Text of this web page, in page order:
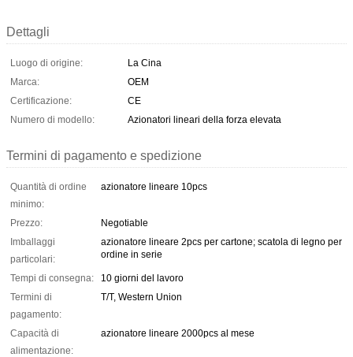
Dettagli
Luogo di origine:
La Cina
Marca:
OEM
Certificazione:
CE
Numero di modello:
Azionatori lineari della forza elevata
Termini di pagamento e spedizione
Quantità di ordine
minimo:
azionatore lineare 10pcs
Prezzo:
Negotiable
Imballaggi
particolari:
azionatore lineare 2pcs per cartone; scatola di legno per
ordine in serie
Tempi di consegna:
10 giorni del lavoro
Termini di
pagamento:
T/T, Western Union
Capacità di
alimentazione:
azionatore lineare 2000pcs al mese